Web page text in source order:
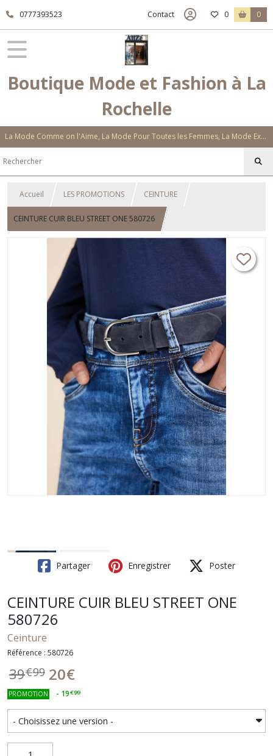
0777393523 Contact 0 0
Boutique Mode et Fashion à La
Rochelle
La Mode Comme on l'Aime, La Mode Pour Toutes les Femmes, La Mode Exclusive Aux Matières Et Couleurs Novatrices, La Mode Qui Vous Séduira
Accueil LES PROMOTIONS CEINTURE
CEINTURE CUIR BLEU STREET ONE 580726
Partager Enregistrer Poster
CEINTURE CUIR BLEU STREET ONE
580726
Ceinture
Référence : 580726
39€99 20€
PROMOTION - 19€99